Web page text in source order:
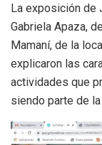
La exposición de
Gabriela Apaza,
Mamaní, de la
explicaron las
actividades que
siendo parte de